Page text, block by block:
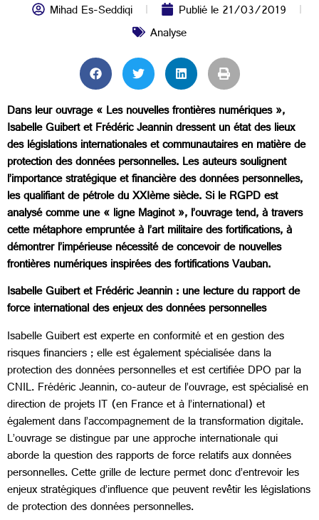
Mihad Es-Seddiqi Publié le21/03/2019
Analyse
Dans leur ouvrage « Les nouvelles frontières numériques »,
Isabelle Guibert et Frédéric Jeannin dressent un état des lieux
des législations internationales et communautaires en matière de
protection des données personnelles. Les auteurs soulignent
l’importance stratégique et financière des données personnelles,
les qualifiant de pétrole du XXIème siècle. Si le RGPD est
analysé comme une « ligne Maginot », l’ouvrage tend, à travers
cette métaphore empruntée à l’art militaire des fortifications, à
démontrer l’impérieuse nécessité de concevoir de nouvelles
frontières numériques inspirées des fortifications Vauban.
Isabelle Guibert et Frédéric Jeannin : une lecture du rapport de
force international des enjeux des données personnelles
Isabelle Guibert est experte en conformité et en gestion des
risques financiers ; elle est également spécialisée dans la
protection des données personnelles et est certifiée DPO par la
CNIL. Frédéric Jeannin, co-auteur de l’ouvrage, est spécialisé en
direction de projets IT (en France et à l’international) et
également dans l’accompagnement de la transformation digitale.
L’ouvrage se distingue par une approche internationale qui
aborde la question des rapports de force relatifs aux données
personnelles. Cette grille de lecture permet donc d’entrevoir les
enjeux stratégiques d’influence que peuvent revêtir les législations
de protection des données personnelles.